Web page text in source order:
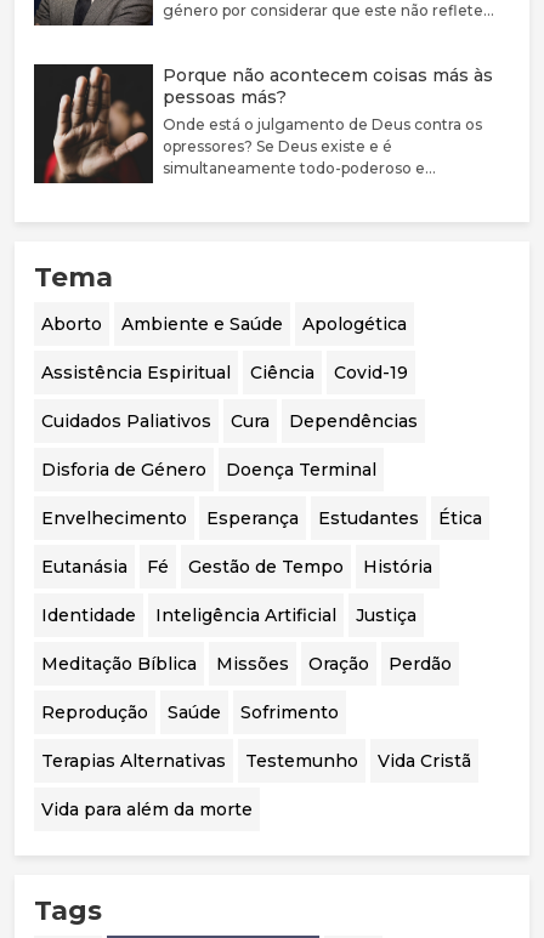
género por considerar que este não reflete
Defende que a disforia de género deve ser
encarada como uma condição médica
associada a sofrimento e sublinha a elevada
prevalência de comorbilidades psiquiátricas
nestes jovens. Argumenta que a evidência
o acompanhamento psicológico. Por fim,
considera essencial realizar uma auditoria
avaliar a segurança, eficácia e qualidade das
Porque não acontecem coisas más às
pessoas más?
Onde está o julgamento de Deus contra os
opressores? Se Deus existe e é
simultaneamente todo-poderoso e
Tema
Aborto Ambiente e Saúde Apologética
Assistência Espiritual Ciência Covid-19
Cuidados Paliativos Cura Dependências
Disforia de Género Doença Terminal
Envelhecimento Esperança Estudantes Ética
Eutanásia Fé Gestão de Tempo História
Identidade Inteligência Artificial Justiça
Meditação Bíblica Missões Oração Perdão
Reprodução Saúde Sofrimento
Terapias Alternativas Testemunho Vida Cristã
Vida para além da morte
Tags